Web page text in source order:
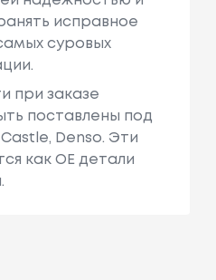
исправное
суровых
при заказе
поставлены под
Denso. Эти
как ОЕ детали